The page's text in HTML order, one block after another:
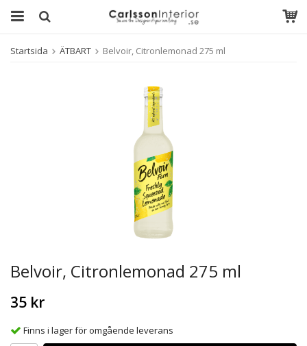
Startsida ÄTBART Belvoir, Citronlemonad 275 ml
Belvoir, Citronlemonad 275 ml
35 kr
Finns i lager för omgående leverans